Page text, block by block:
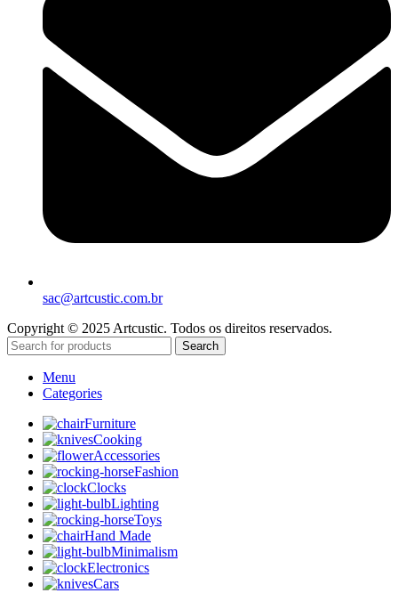
sac@artcustic.com.br
Copyright © 2025 Artcustic. Todos os direitos reservados.
Search
Menu
Categories
Furniture
Cooking
Accessories
Fashion
Clocks
Lighting
Toys
Hand Made
Minimalism
Electronics
Cars